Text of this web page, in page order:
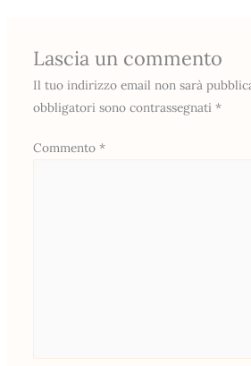
Lascia un commento
Il tuo indirizzo email non sarà
obbligatori sono contrassegnati *
Commento *